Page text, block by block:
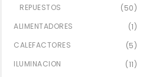
REPUESTOS
(50)
ALIMENTADORES
(1)
CALEFACTORES
(5)
ILUMINACION
(11)